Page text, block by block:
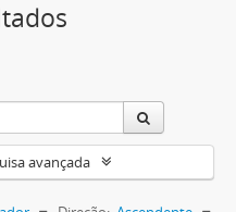
avançada